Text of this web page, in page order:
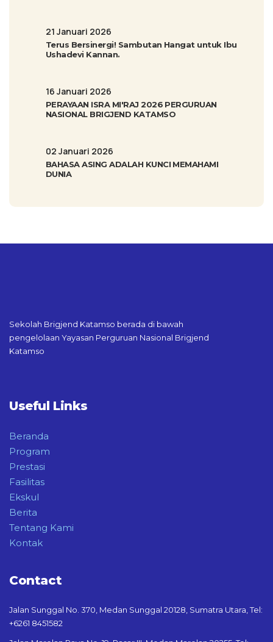
21 Januari 2026
Terus Bersinergi! Sambutan Hangat untuk Ibu
Ushadevi Kannan.
16 Januari 2026
PERAYAAN ISRA MI'RAJ 2026 PERGURUAN
NASIONAL BRIGJEND KATAMSO
02 Januari 2026
BAHASA ASING ADALAH KUNCI MEMAHAMI
DUNIA
Sekolah Brigjend Katamso berada di bawah
pengelolaan Yayasan Perguruan Nasional Brigjend
Katamso
Useful Links
Beranda
Program
Prestasi
Fasilitas
Ekskul
Berita
Tentang Kami
Kontak
Contact
Jalan Sunggal No. 370, Medan Sunggal 20128, Sumatra Utara, Tel:
+6261 8451582